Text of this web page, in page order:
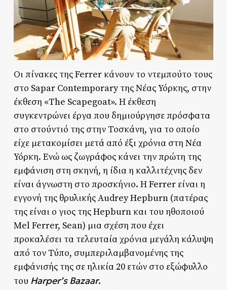
Οι πίνακες της Ferrer κάνουν το ντεμπούτο τους
στο Sapar Contemporary της Νέας Υόρκης, στην
έκθεση «The Scapegoat». Η έκθεση
συγκεντρώνει έργα που δημιούργησε πρόσφατα
στο στούντιό της στην Τοσκάνη, για το οποίο
είχε μετακομίσει μετά από έξι χρόνια στη Νέα
Υόρκη. Ενώ ως ζωγράφος κάνει την πρώτη της
εμφάνιση στη σκηνή, η ίδια η καλλιτέχνης δεν
είναι άγνωστη στο προσκήνιο. Η Ferrer είναι η
εγγονή της θρυλικής Audrey Hepburn (πατέρας
της είναι ο γιος της Hepburn και του ηθοποιού
Mel Ferrer, Sean) μια σχέση που έχει
προκαλέσει τα τελευταία χρόνια μεγάλη κάλυψη
από τον Τύπο, συμπεριλαμβανομένης της
εμφάνισής της σε ηλικία 20 ετών στο εξώφυλλο
του Harper’s Bazaar.